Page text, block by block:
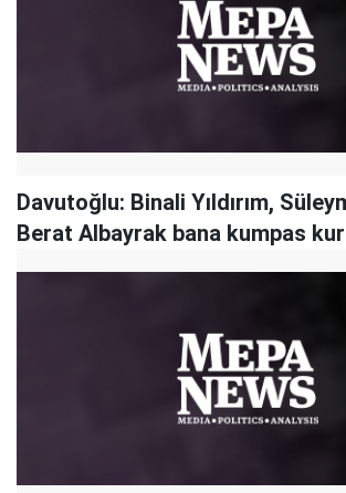
Davutoğlu: Binali Yıldırım,
Berat Albayrak bana kumpas